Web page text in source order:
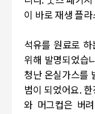
이 바로 재생 플
석유를 원료로
위해 발명되었습
청난 온실가스를
범이 되었어요.
와 머그컵은 버